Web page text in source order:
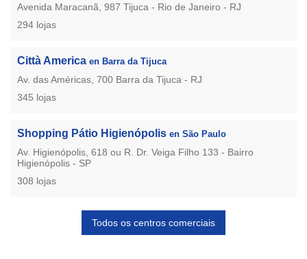
Avenida Maracanã, 987 Tijuca - Rio de Janeiro - RJ
294 lojas
Città America en Barra da Tijuca
Av. das Américas, 700 Barra da Tijuca - RJ
345 lojas
Shopping Pátio Higienópolis en São Paulo
Av. Higienópolis, 618 ou R. Dr. Veiga Filho 133 - Bairro
Higienópolis - SP
308 lojas
Todos os centros comerciais